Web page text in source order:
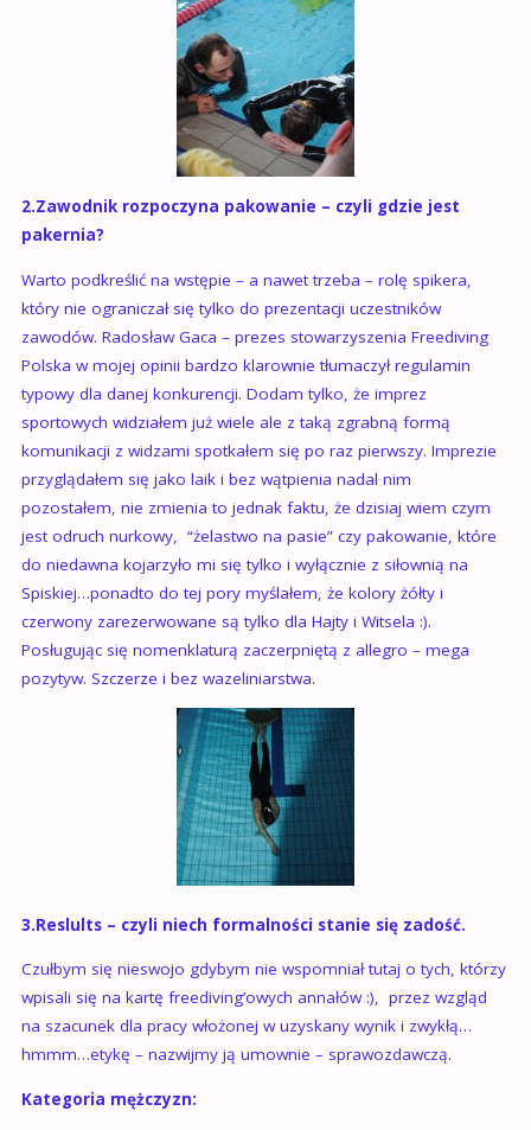
2.Zawodnik rozpoczyna pakowanie – czyli gdzie jest
pakernia?
Warto podkreślić na wstępie – a nawet trzeba – rolę spikera,
który nie ograniczał się tylko do prezentacji uczestników
zawodów. Radosław Gaca – prezes stowarzyszenia Freediving
Polska w mojej opinii bardzo klarownie tłumaczył regulamin
typowy dla danej konkurencji. Dodam tylko, że imprez
sportowych widziałem już wiele ale z taką zgrabną formą
komunikacji z widzami spotkałem się po raz pierwszy. Imprezie
przyglądałem się jako laik i bez wątpienia nadal nim
pozostałem, nie zmienia to jednak faktu, że dzisiaj wiem czym
jest odruch nurkowy, “żelastwo na pasie” czy pakowanie, które
do niedawna kojarzyło mi się tylko i wyłącznie z siłownią na
Spiskiej…ponadto do tej pory myślałem, że kolory żółty i
czerwony zarezerwowane są tylko dla Hajty i Witsela :).
Posługując się nomenklaturą zaczerpniętą z allegro – mega
pozytyw. Szczerze i bez wazeliniarstwa.
3.Reslults – czyli niech formalności stanie się zadość.
Czułbym się nieswojo gdybym nie wspomniał tutaj o tych, którzy
wpisali się na kartę freediving’owych annałów :), przez wzgląd
na szacunek dla pracy włożonej w uzyskany wynik i zwykłą…
hmmm…etykę – nazwijmy ją umownie – sprawozdawczą.
Kategoria mężczyzn: